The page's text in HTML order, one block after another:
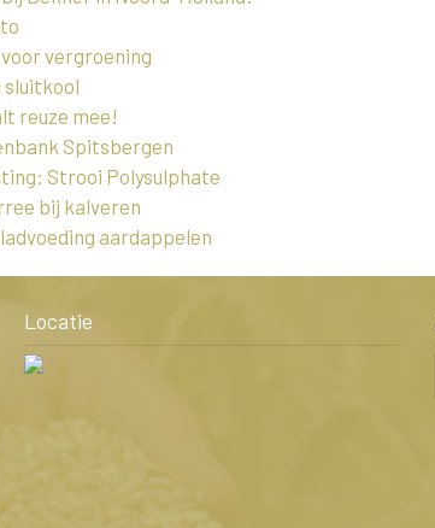
vergroening
sluitkool
reuze mee!
Spitsbergen
Strooi Polysulphate
bij kalveren
aardappelen
Locatie